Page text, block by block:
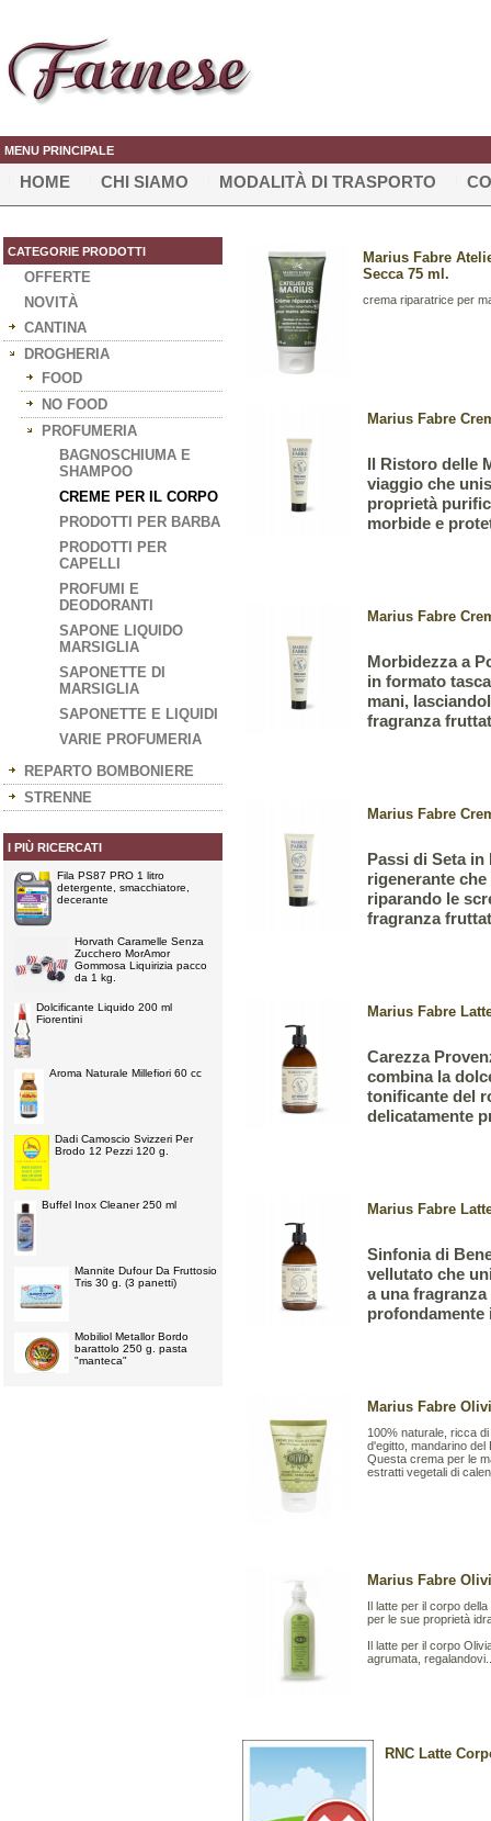
MENU PRINCIPALE
HOME CHI SIAMO MODALITÀ DI TRASPORTO
CATEGORIE PRODOTTI
OFFERTE
NOVITÀ
CANTINA
DROGHERIA
FOOD
NO FOOD
PROFUMERIA
BAGNOSCHIUMA E
SHAMPOO
CREME PER IL CORPO
PRODOTTI PER BARBA
PRODOTTI PER
CAPELLI
PROFUMI E
DEODORANTI
SAPONE LIQUIDO
MARSIGLIA
SAPONETTE DI
MARSIGLIA
SAPONETTE E LIQUIDI
VARIE PROFUMERIA
REPARTO BOMBONIERE
STRENNE
I PIÙ RICERCATI
Fila PS87 PRO 1 litro
detergente, smacchiatore,
decerante
Horvath Caramelle Senza
Zucchero MorAmor
Gommosa Liquirizia pacco
da 1 kg.
Dolcificante Liquido 200 ml
Fiorentini
Aroma Naturale Millefiori 60 cc
Dadi Camoscio Svizzeri Per
Brodo 12 Pezzi 120 g.
Buffel Inox Cleaner 250 ml
Mannite Dufour Da Fruttosio
Tris 30 g. (3 panetti)
Mobiliol Metallor Bordo
barattolo 250 g. pasta
"manteca"
Marius Fabre
Secca 75 ml.
crema riparatrice per
Marius Fabre
Il Ristoro delle
viaggio che
proprietà
morbide e
Marius Fabre
Morbidezza a
in formato
mani,
fragranza
Marius Fabre
Passi di Seta
rigenerante
riparando le
fragranza
Marius Fabre
Carezza
combina la
tonificante del
delicatamente
Marius Fabre
Sinfonia di
vellutato che
a una
profondamente
Marius Fabre
100% naturale, ricca
d'egitto, mandarino del
Questa crema per le
estratti vegetali di
Marius Fabre
Il latte per il corpo
per le sue proprietà
Il latte per il corpo
agrumata,
RNC Latte